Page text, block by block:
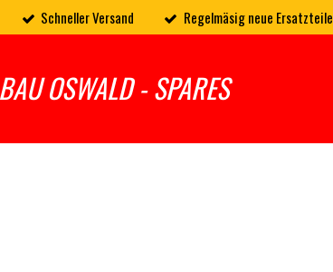
Schneller Versand Regelmäsig neue Ersatzteile
OSWALD - SPARES